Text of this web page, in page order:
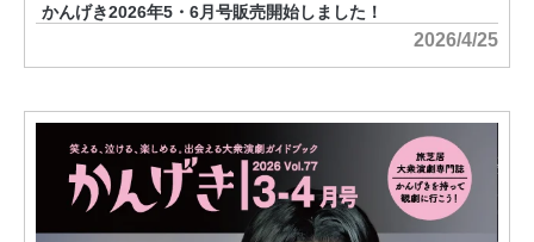
かんげき2026年5・6月号販売開始しました！
2026/4/25